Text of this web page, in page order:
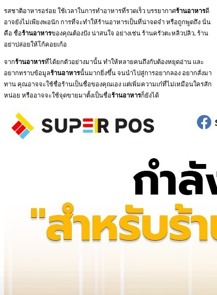
รสชาติอาหารอร่อย ใช้เวลาในการทำอาหารที่รวดเร็ว บรรยากาศร้านอาหารดี
อาจยังไม่เพียงพอนัก การที่จะทำให้ร้านอาหารเป็นที่น่าจดจำ หรือถูกพูดถึง นั่น
คือ ชื่อร้านอาหารของคุณต้องปัง น่าสนใจ อย่างเช่น ร้านครัวตะหลิวปลิว, ร้าน
อย่าปล่อยให้โก้คอยเก้อ
จากร้านอาหารที่ได้ยกตัวอย่างมานั้น ทำให้หลายคนถึงกับต้องหยุดอ่าน และ
อยากทราบข้อมูลร้านอาหารนั้นมากยิ่งขึ้น จนนำไปสู่การอยากลอง อยากสั่งมา
ทาน คุณอาจจะใช้ชื่อร้านเป็นชื่อของคุณเอง แต่เพิ่มความเก๋ที่ไม่เหมือนใครสัก
หน่อย หรืออาจจะใช้จุดขายมาตั้งเป็นชื่อร้านอาหารก็ยังได้